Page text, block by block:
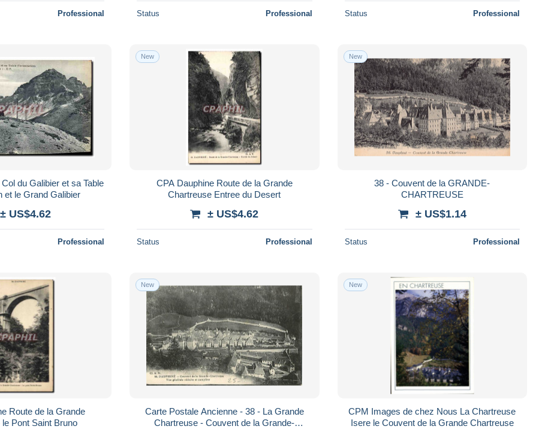
Professional Status Professional Status Professional
du Galibier et sa Table
et le Grand Galibier
± US$4.62
Professional
New
CPA Dauphine Route de la Grande
Chartreuse Entree du Desert
± US$4.62
Status Professional
New
38 - Couvent de la GRANDE-
CHARTREUSE
± US$1.14
Status Professional
Route de la Grande
Pont Saint Bruno
New
Carte Postale Ancienne - 38 - La Grande
Chartreuse - Couvent de la Grande-
New
CPM Images de chez Nous La Chartreuse
Isere le Couvent de la Grande Chartreuse